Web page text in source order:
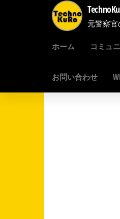
元警察
ホーム コミュ
お問い合わせ